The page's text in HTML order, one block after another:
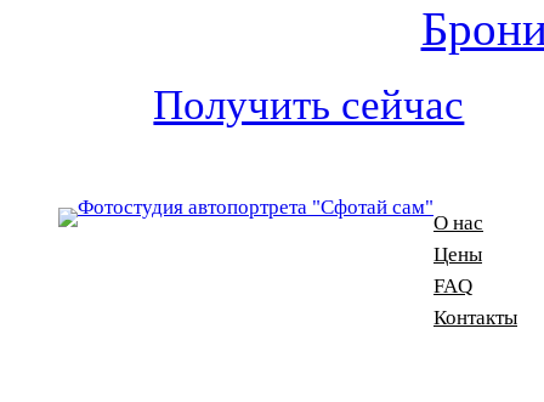
Получить сейчас
О нас
Цены
FAQ
Контакты